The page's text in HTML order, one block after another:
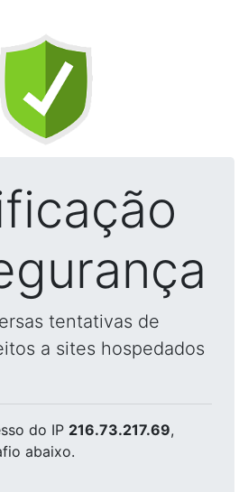
tentativas de
a sites hospedados
do IP 216.73.217.69,
abaixo.